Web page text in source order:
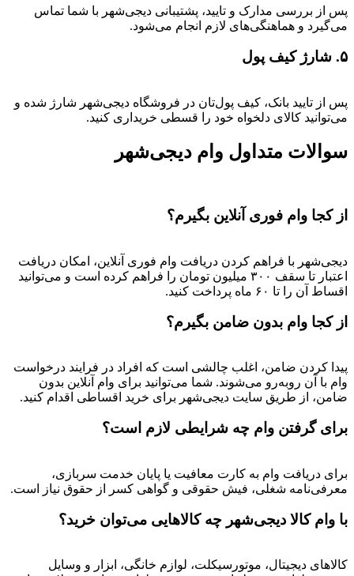
پس از بررسی مدارک و تایید، پشتیبانی دیجی‌شهر با شما تماس
می‌گیرد و هماهنگی‌های لازم انجام می‌شود.
۵. شارژ کیف پول
پس از تایید بانک، کیف پول‌تان در فروشگاه دیجی‌شهر شارژ شده و
می‌توانید کالای دلخواه خود را قسطی خریداری کنید.
سوالات متداول وام دیجی‌شهر
از کجا وام فوری آنلاین بگیرم؟
دیجی‌شهر با فراهم کردن دریافت وام فوری آنلاین، امکان دریافت
اعتبار تا سقف ۳۰۰ میلیون تومان را فراهم کرده است و می‌توانید
اقساط آن را تا ۶۰ ماه پرداخت کنید.
از کجا وام بدون ضامن بگیرم؟
پیدا کردن ضامن، اغلب چالشی است که افراد در فرایند درخواست
وام با آن روبه‌رو می‌شوند. شما می‌توانید برای وام آنلاین بدون
ضامن، از طریق سایت دیجی‌شهر برای خرید اقساطی اقدام کنید.
برای گرفتن وام چه شرایطی لازم است؟
برای دریافت وام به کارت معافیت یا پایان خدمت سربازی،
معرفی‌نامه شغلی، فیش حقوقی و گواهی کسر از حقوق نیاز است.
با وام کالا دیجی‌شهر چه کالاهایی می‌توان خرید؟
کالاهای دیجیتال، موتورسیکلت، لوازم خانگی، ابزار و وسایل